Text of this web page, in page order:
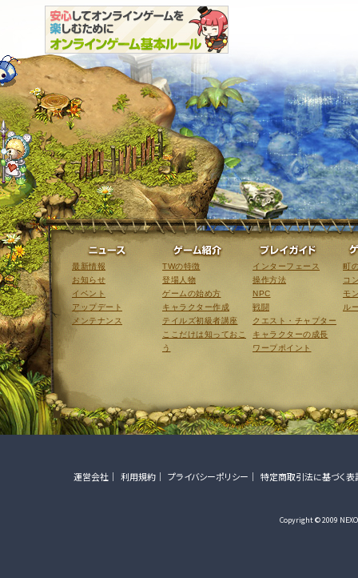
ニュース
最新情報
お知らせ
イベント
アップデート
メンテナンス
ゲーム紹介
TWの特徴
登場人物
ゲームの始め方
キャラクター作成
テイルズ初級者講座
ここだけは知っておこ
う
インターフェース
操作方法
NPC
戦闘
クエスト・チャプター
キャラクターの成長
ワープポイント
町
コ
モ
ル
運営会社 利用規約 プライバシーポリシー 特定商取引法に基づく表
Copyright © 2009